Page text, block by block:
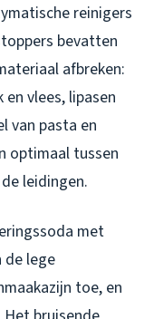
reinigers
bevatten
afbreken:
vlees, lipasen
van pasta en
optimaal tussen
leidingen.
met
de lege
toe, en